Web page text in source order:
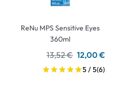
ReNu MPS Sensitive Eyes
360ml
13,52 € 12,00 €
5 / 5(6)